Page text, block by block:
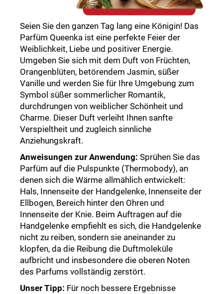
Seien Sie den ganzen Tag lang eine Königin! Das
Parfüm Queenka ist eine perfekte Feier der
Weiblichkeit, Liebe und positiver Energie.
Umgeben Sie sich mit dem Duft von Früchten,
Orangenblüten, betörendem Jasmin, süßer
Vanille und werden Sie für Ihre Umgebung zum
Symbol süßer sommerlicher Romantik,
durchdrungen von weiblicher Schönheit und
Charme. Dieser Duft verleiht Ihnen sanfte
Verspieltheit und zugleich sinnliche
Anziehungskraft.
Anweisungen zur Anwendung: Sprühen Sie das
Parfüm auf die Pulspunkte (Thermobody), an
denen sich die Wärme allmählich entwickelt:
Hals, Innenseite der Handgelenke, Innenseite der
Ellbogen, Bereich hinter den Ohren und
Innenseite der Knie. Beim Auftragen auf die
Handgelenke empfiehlt es sich, die Handgelenke
nicht zu reiben, sondern sie aneinander zu
klopfen, da die Reibung die Duftmoleküle
aufbricht und insbesondere die oberen Noten
des Parfums vollständig zerstört.
Unser Tipp: Für noch bessere Ergebnisse